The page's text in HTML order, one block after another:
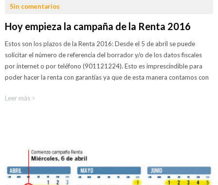
Sin comentarios
Hoy empieza la campaña de la Renta 2016
Estos son los plazos de la Renta 2016: Desde el 5 de abril se puede
solicitar el número de referencia del borrador y/o de los datos fiscales
por internet o por teléfono (901121224). Esto es imprescindible para
poder hacer la renta con garantías ya que de esta manera contamos con
Leer más
estamos?
Nuestro
Tria4
Abogados
abogados
de la
justicia
Derecho